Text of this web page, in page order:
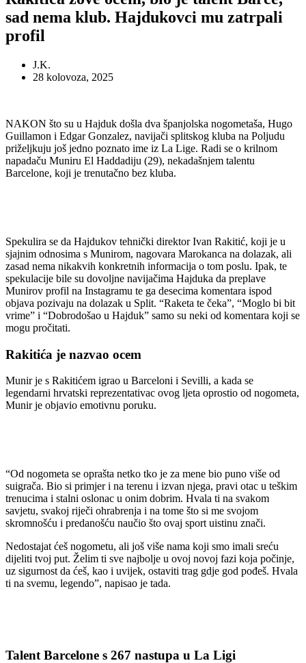
sad nema klub. Hajdukovci mu zatrpali
profil
J.K.
28 kolovoza, 2025
NAKON što su u Hajduk došla dva španjolska nogometaša, Hugo
Guillamon i Edgar Gonzalez, navijači splitskog kluba na Poljudu
priželjkuju još jedno poznato ime iz La Lige. Radi se o krilnom
napadaču Muniru El Haddadiju (29), nekadašnjem talentu
Barcelone, koji je trenutačno bez kluba.
Spekulira se da Hajdukov tehnički direktor Ivan Rakitić, koji je u
sjajnim odnosima s Munirom, nagovara Marokanca na dolazak, ali
zasad nema nikakvih konkretnih informacija o tom poslu. Ipak, te
spekulacije bile su dovoljne navijačima Hajduka da preplave
Munirov profil na Instagramu te ga desecima komentara ispod
objava pozivaju na dolazak u Split. “Raketa te čeka”, “Moglo bi bit
vrime” i “Dobrodošao u Hajduk” samo su neki od komentara koji se
mogu pročitati.
Rakitića je nazvao ocem
Munir je s Rakitićem igrao u Barceloni i Sevilli, a kada se
legendarni hrvatski reprezentativac ovog ljeta oprostio od nogometa,
Munir je objavio emotivnu poruku.
“Od nogometa se oprašta netko tko je za mene bio puno više od
suigrača. Bio si primjer i na terenu i izvan njega, pravi otac u teškim
trenucima i stalni oslonac u onim dobrim. Hvala ti na svakom
savjetu, svakoj riječi ohrabrenja i na tome što si me svojom
skromnošću i predanošću naučio što ovaj sport uistinu znači.
Nedostajat ćeš nogometu, ali još više nama koji smo imali sreću
dijeliti tvoj put. Želim ti sve najbolje u ovoj novoj fazi koja počinje,
uz sigurnost da ćeš, kao i uvijek, ostaviti trag gdje god pođeš. Hvala
ti na svemu, legendo”, napisao je tada.
Talent Barcelone s 267 nastupa u La Ligi